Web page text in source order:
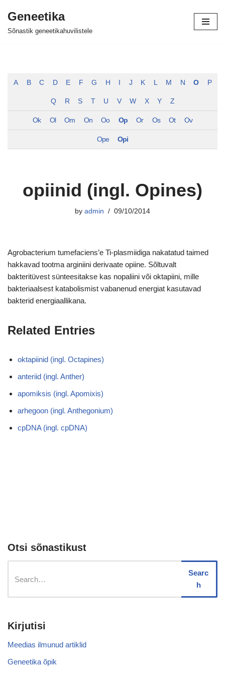
Skip
Geneetika
Sõnastik geneetikahuvilistele
A B C D E F G H J K L M N O P
Q R S T U V W X Y Z
Ok Ol Om On Oo Op Or Os Ot Ov
Ope Opi
opiinid (ingl. Opines)
by admin 09/10/2014
Agrobacterium tumefaciens’e Ti-plasmiidiga nakatatud taimed
hakkavad tootma arginiini derivaate opiine. Sõltuvalt
bakteritüvest sünteesitakse kas nopaliini või oktapiini, mille
bakteriaalsest katabolismist vabanenud energiat kasutavad
bakterid energiaallikana.
Related Entries
oktapiinid (ingl. Octapines)
anteriid (ingl. Anther)
apomiksis (ingl. Apomixis)
arhegoon (ingl. Anthegonium)
cpDNA (ingl. cpDNA)
Otsi sõnastikust
Searc
h
Kirjutisi
Meedias ilmunud artiklid
Geneetika õpik